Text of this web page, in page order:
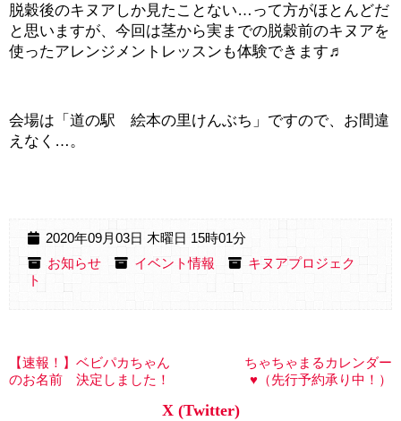
脱穀後のキヌアしか見たことない…って方がほとんどだ
と思いますが、今回は茎から実までの脱穀前のキヌアを
使ったアレンジメントレッスンも体験できます♬
会場は「道の駅 絵本の里けんぶち」ですので、お間違
えなく…。
2020年09月03日 木曜日 15時01分
お知らせ
イベント情報
キヌアプロジェク
ト
【速報！】ベビパカちゃん
のお名前 決定しました！
ちゃちゃまるカレンダー
♥（先行予約承り中！）
X (Twitter)